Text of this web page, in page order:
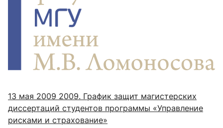
13 мая 2009 2009. График защит магистерских
диссертаций студентов программы «Управление
рисками и страхование»